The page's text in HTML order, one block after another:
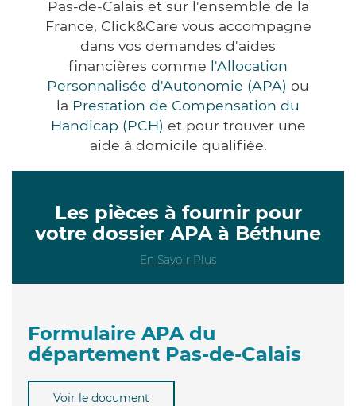
Pas-de-Calais et sur l'ensemble de la
France, Click&Care vous accompagne
dans vos demandes d'aides
financières comme l'Allocation
Personnalisée d'Autonomie (APA) ou
la Prestation de Compensation du
Handicap (PCH) et pour trouver une
aide à domicile qualifiée.
Les pièces à fournir pour
votre dossier APA à Béthune
En Savoir Plus
Formulaire APA du
département Pas-de-Calais
Voir le document